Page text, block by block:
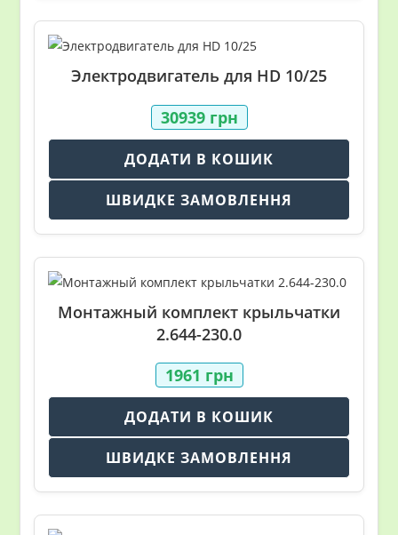
Электродвигатель для HD 10/25
30939 грн
ДОДАТИ В КОШИК
ШВИДКЕ ЗАМОВЛЕННЯ
Монтажный комплект крыльчатки
2.644-230.0
1961 грн
ДОДАТИ В КОШИК
ШВИДКЕ ЗАМОВЛЕННЯ